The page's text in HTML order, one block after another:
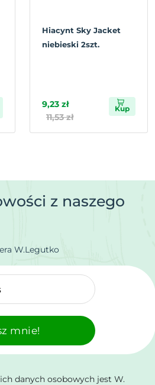
Hiacynt Sky Jacket
niebieski 2szt.
9,23 zł
11,53 zł
Kup
z naszego
W.Legutko
mnie!
danych osobowych jest W.